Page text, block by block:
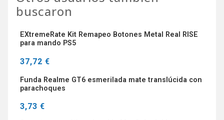
buscaron
EXtremeRate Kit Remapeo Botones Metal Real RISE
para mando PS5
37,72 €
Funda Realme GT6 esmerilada mate translúcida con
parachoques
3,73 €